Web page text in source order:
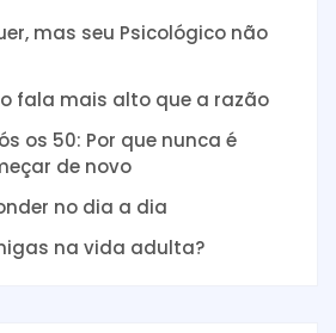
mas seu Psicológico não
fala mais alto que a razão
os 50: Por que nunca é
de novo
no dia a dia
na vida adulta?